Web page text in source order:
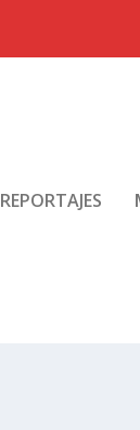
REPORTAJES